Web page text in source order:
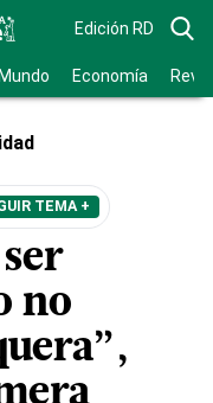
Edición RD
Mundo Economía
TEMA +
no